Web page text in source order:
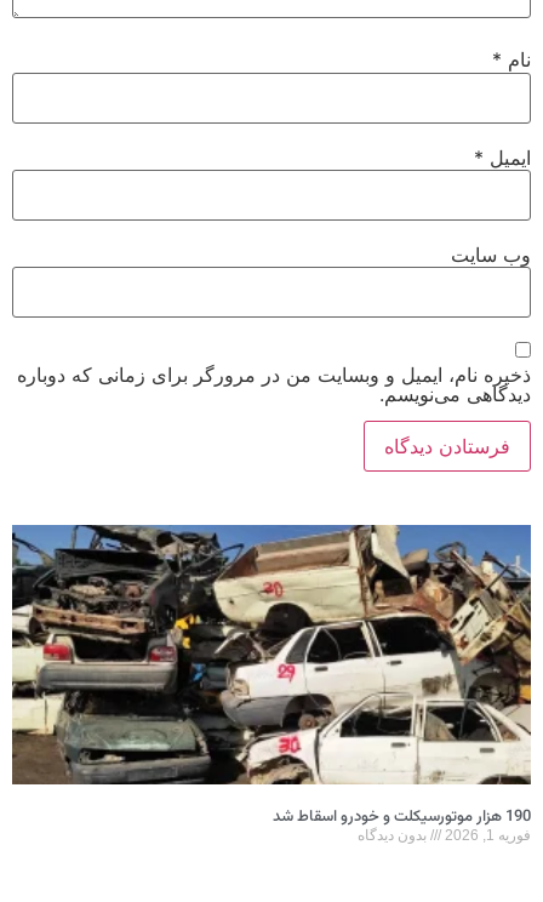
نام*
ایمیل*
وب‌ سایت
ذخیره نام، ایمیل و وبسایت من در مرورگر برای زمانی که دوباره
دیدگاهی می‌نویسم.
190 هزار موتورسیکلت و خودرو اسقاط شد
فوریه 1, 2026 بدون دیدگاه